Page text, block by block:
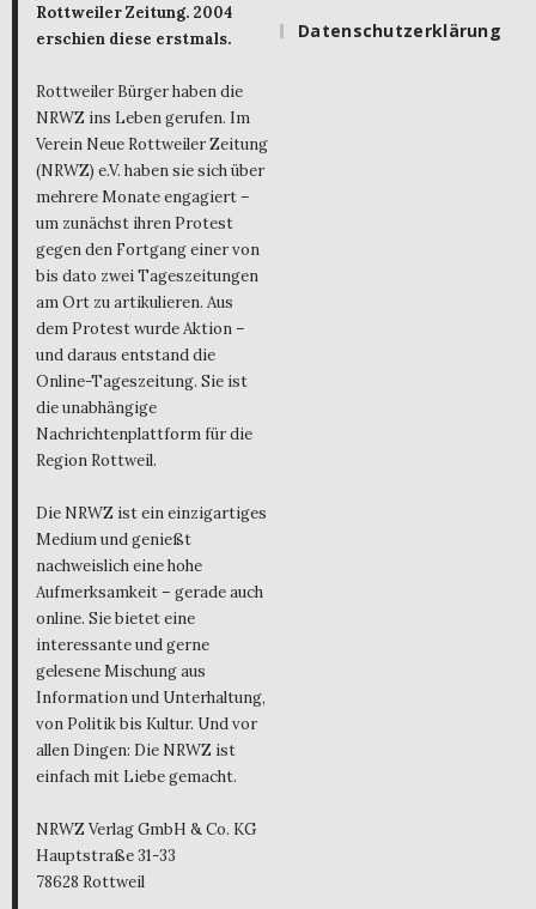
Rottweiler Zeitung. 2004
erschien diese erstmals.
Rottweiler Bürger haben die
NRWZ ins Leben gerufen. Im
Verein Neue Rottweiler Zeitung
(NRWZ) e.V. haben sie sich über
mehrere Monate engagiert –
um zunächst ihren Protest
gegen den Fortgang einer von
bis dato zwei Tageszeitungen
am Ort zu artikulieren. Aus
dem Protest wurde Aktion –
und daraus entstand die
Online-Tageszeitung. Sie ist
die unabhängige
Nachrichtenplattform für die
Region Rottweil.
Die NRWZ ist ein einzigartiges
Medium und genießt
nachweislich eine hohe
Aufmerksamkeit – gerade auch
online. Sie bietet eine
interessante und gerne
gelesene Mischung aus
Information und Unterhaltung,
von Politik bis Kultur. Und vor
allen Dingen: Die NRWZ ist
einfach mit Liebe gemacht.
NRWZ Verlag GmbH & Co. KG
Hauptstraße 31-33
78628 Rottweil
Datenschutzerklärung